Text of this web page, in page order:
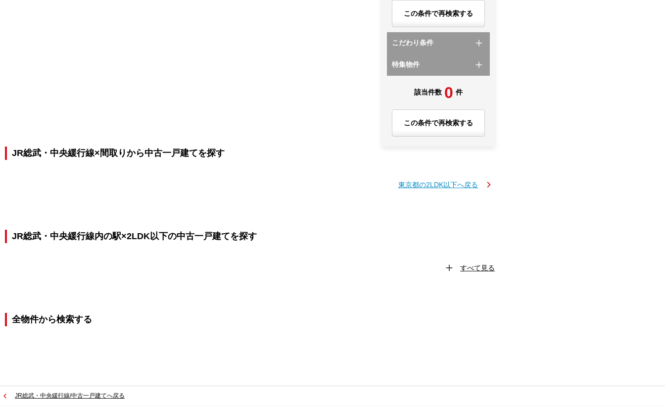
この条件で再検索する
こだわり条件
特集物件
該当件数 0 件
この条件で再検索する
JR総武・中央緩行線×間取りから中古一戸建てを探す
東京都の2LDK以下へ戻る
JR総武・中央緩行線内の駅×2LDK以下の中古一戸建てを探す
すべて見る
全物件から検索する
JR総武・中央緩行線/中古一戸建てへ戻る